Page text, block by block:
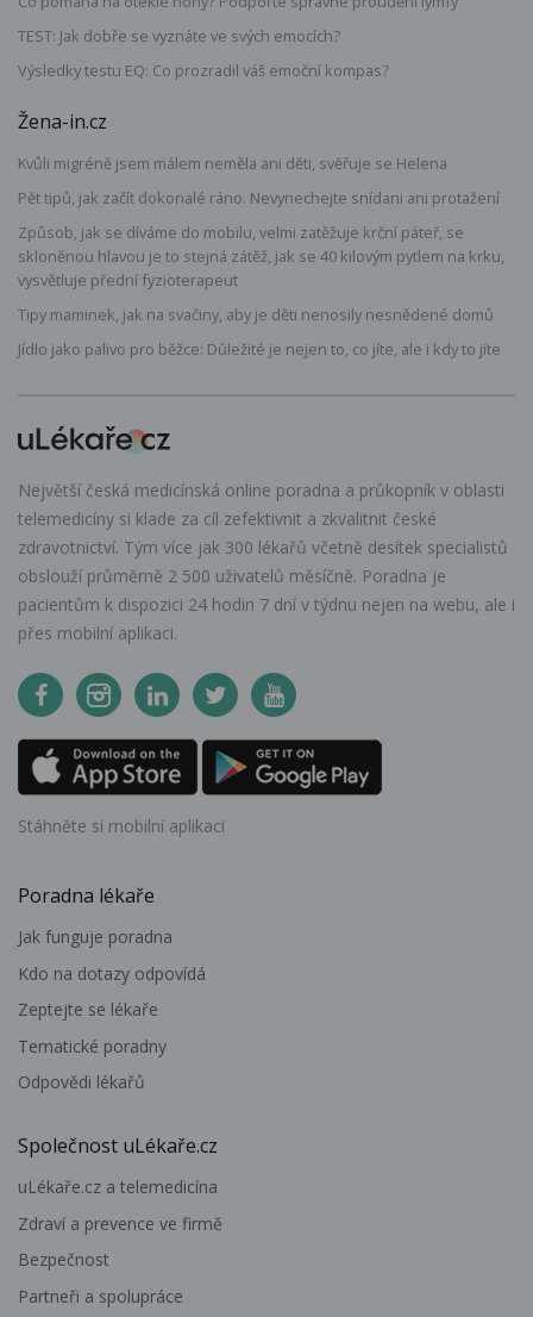
TEST: Jak dobře se vyznáte ve svých emocích?
Výsledky testu EQ: Co prozradil váš emoční kompas?
Žena-in.cz
Kvůli migréně jsem málem neměla ani děti, svěřuje se Helena
Pět tipů, jak začít dokonalé ráno. Nevynechejte snídani ani protažení
Způsob, jak se díváme do mobilu, velmi zatěžuje krční páteř, se
skloněnou hlavou je to stejná zátěž, jak se 40 kilovým pytlem na krku,
vysvětluje přední fyzioterapeut
Tipy maminek, jak na svačiny, aby je děti nenosily nesnědené domů
Jídlo jako palivo pro běžce: Důležité je nejen to, co jíte, ale i kdy to jíte
Největší česká medicínská online poradna a průkopník v oblasti
telemedicíny si klade za cíl zefektivnit a zkvalitnit české
zdravotnictví. Tým více jak 300 lékařů včetně desítek specialistů
obslouží průměrně 2 500 uživatelů měsíčně. Poradna je
pacientům k dispozici 24 hodin 7 dní v týdnu nejen na webu, ale i
přes mobilní aplikaci.
Stáhněte si mobilní aplikaci
Poradna lékaře
Jak funguje poradna
Kdo na dotazy odpovídá
Zeptejte se lékaře
Tematické poradny
Odpovědi lékařů
Společnost uLékaře.cz
uLékaře.cz a telemedicína
Zdraví a prevence ve firmě
Bezpečnost
Partneři a spolupráce